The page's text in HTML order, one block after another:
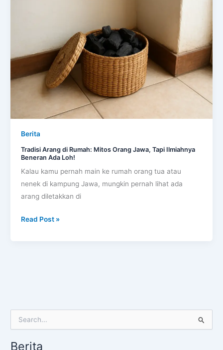
Berita
Tradisi Arang di Rumah: Mitos Orang Jawa, Tapi Ilmiahnya
Beneran Ada Loh!
Kalau kamu pernah main ke rumah orang tua atau
nenek di kampung Jawa, mungkin pernah lihat ada
arang diletakkan di
Orang
Tapi
Ilmiahnya
Beneran
Read Post »
e
Berita